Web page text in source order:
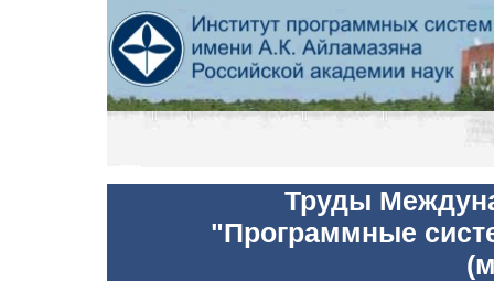
Труды
"Программные
(